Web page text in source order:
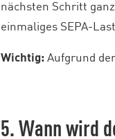
nächsten Schritt
einmaliges SEPA-
Wichtig:Aufgrund
5. Wann wird